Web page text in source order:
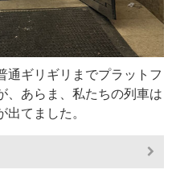
通ギリギリまでプラットフ
、あらま、私たちの列車は
てました。